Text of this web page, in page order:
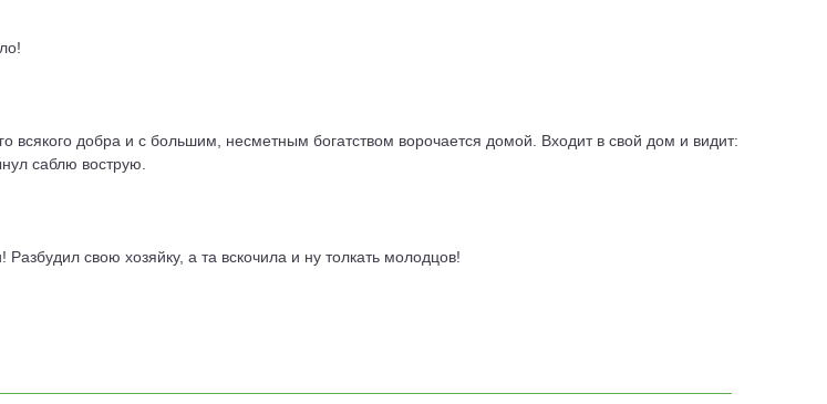
всякого добра и с большим, несметным богатством ворочается домой. Входит в свой дом и видит:
саблю вострую.
свою хозяйку, а та вскочила и ну толкать молодцов!